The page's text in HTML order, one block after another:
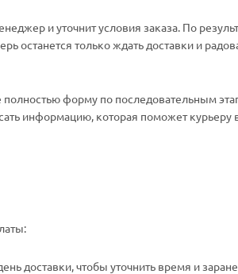
и уточнит условия заказа. По
останется только ждать доставки и
форму по последовательным
информацию, которая поможет курьеру
доставки, чтобы уточнить время и